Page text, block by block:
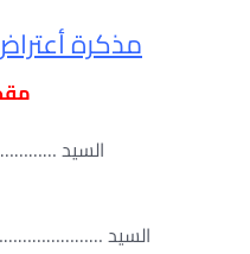
مذكرة
السيد
السيد